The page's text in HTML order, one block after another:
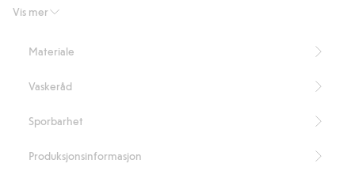
Vis merInneholder 100 % økologisk bomull.
Materiale
Vaskeråd
Sporbarhet
Produksjonsinformasjon